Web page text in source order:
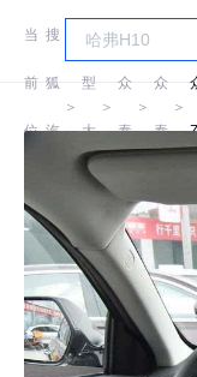
当
前
位
搜
狐
汽
＞
车
型
大
全
＞
众
泰
＞
众
泰
＞